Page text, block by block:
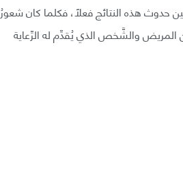
حدوث هذه النتائج فعلًا، فكلما كان شعورُ
المريض والشَّخص الذي يُقدِّم له الرِّعاية